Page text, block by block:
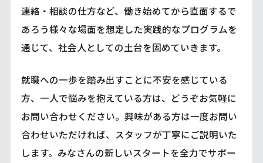
連絡・相談の仕方など、働き始めてから直面するで
あろう様々な場面を想定した実践的なプログラムを
通じて、社会人としての土台を固めていきます。
就職への一歩を踏み出すことに不安を感じている
方、一人で悩みを抱えている方は、どうぞお気軽に
お問い合わせください。興味がある方は一度お問い
合わせいただければ、スタッフが丁寧にご説明いた
します。みなさんの新しいスタートを全力でサポー